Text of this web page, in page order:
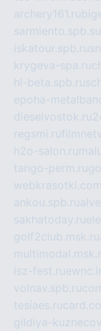
archery161.ru
sarmiento.spb.su
iskatour.spb.ru
krygeva-spa.ru
hl-beta.spb.ru
epoha-
dieselvostok.ru
regsmi.ru
h2o-salon.ru
tango-perm.ru
webkrasotki.com
ankou.spb.ru
sakhatoday.ru
golf2club.msk.ru
isz-fest.ru
volnav.spb.ru
tesiaes.ru
gildiya-